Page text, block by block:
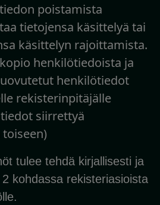
poistamista
tietojensa käsittelyä tai
käsittelyn rajoittamista.
henkilötiedoista ja
henkilötiedot
rekisterinpitäjälle
siirrettyä
tulee tehdä kirjallisesti ja
kohdassa rekisteriasioista